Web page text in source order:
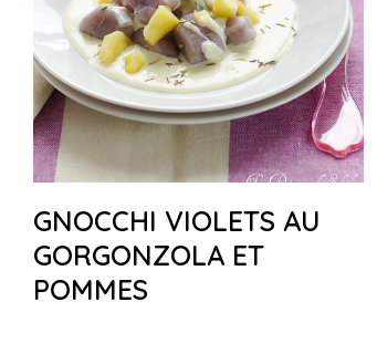
GNOCCHI VIOLETS AU
GORGONZOLA ET
POMMES